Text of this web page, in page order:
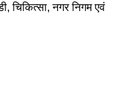
चिकित्सा, नगर निगम एवं